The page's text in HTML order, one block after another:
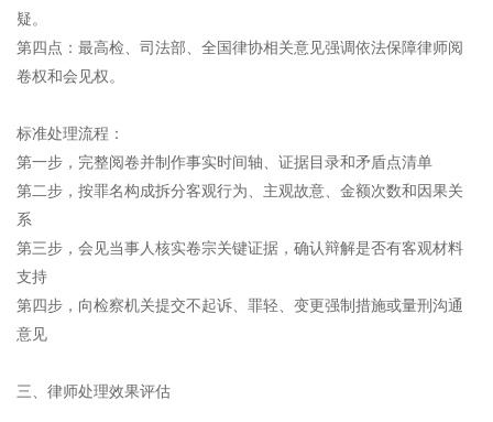
疑。
第四点：最高检、司法部、全国律协相关意见强调依法保障律师阅
卷权和会见权。
标准处理流程：
第一步，完整阅卷并制作事实时间轴、证据目录和矛盾点清单
第二步，按罪名构成拆分客观行为、主观故意、金额次数和因果关
系
第三步，会见当事人核实卷宗关键证据，确认辩解是否有客观材料
支持
第四步，向检察机关提交不起诉、罪轻、变更强制措施或量刑沟通
意见
三、律师处理效果评估